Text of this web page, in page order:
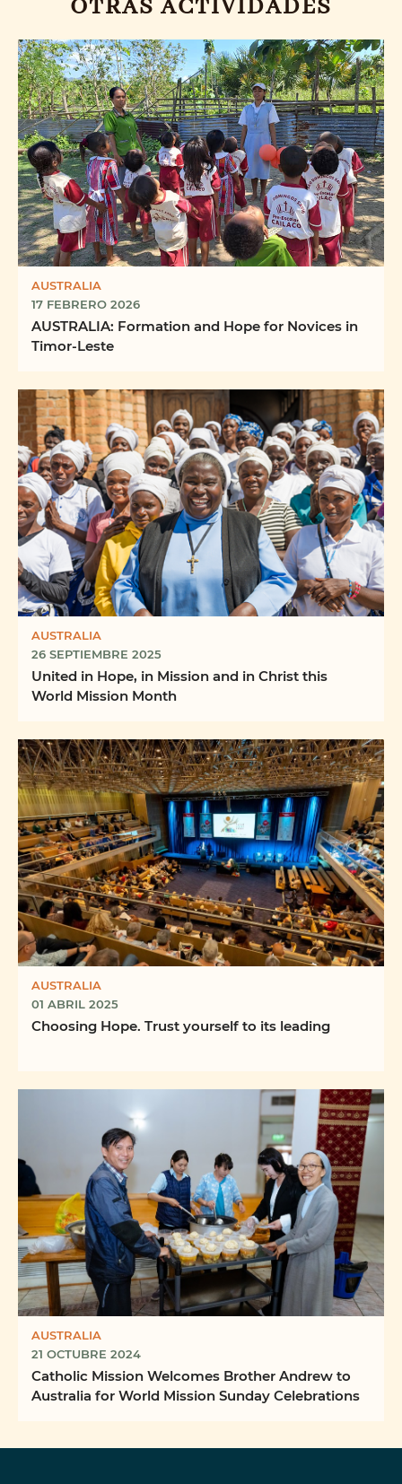
OTRAS ACTIVIDADES
AUSTRALIA
17 FEBRERO 2026
AUSTRALIA: Formation and Hope for Novices in
Timor-Leste
AUSTRALIA
26 SEPTIEMBRE 2025
United in Hope, in Mission and in Christ this
World Mission Month
AUSTRALIA
01 ABRIL 2025
Choosing Hope. Trust yourself to its leading
AUSTRALIA
21 OCTUBRE 2024
Catholic Mission Welcomes Brother Andrew to
Australia for World Mission Sunday Celebrations